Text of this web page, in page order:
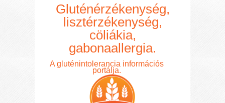
Gluténérzékenység,
lisztérzékenység,
cöliákia,
gabonaallergia.
A gluténintolerancia információs
portálja.